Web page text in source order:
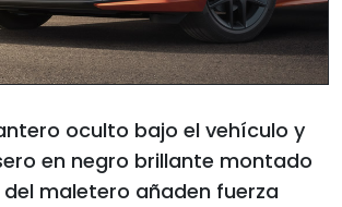
oculto bajo el vehículo y
en negro brillante montado
maletero añaden fuerza